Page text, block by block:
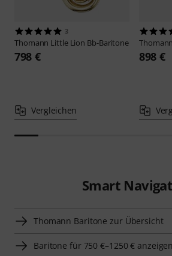
3
Thomann Little Lion Bb-Baritone
798 €
Vergleichen
Thomann
898 €
Smart
Thomann Baritone zur Übersicht
Baritone für 750 €–1250 € anzeigen